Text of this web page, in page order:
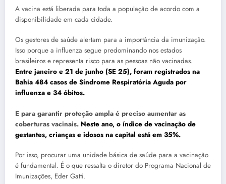
A vacina está liberada para toda a população de acordo com a
disponibilidade em cada cidade.
Os gestores de saúde alertam para a importância da imunização.
Isso porque a influenza segue predominando nos estados
brasileiros e representa risco para as pessoas não vacinadas.
Entre janeiro e 21 de junho (SE 25), foram registrados na
Bahia 484 casos de Síndrome Respiratória Aguda por
influenza e 34 óbitos.
E para garantir proteção ampla é preciso aumentar as
coberturas vacinais. Neste ano, o índice de vacinação de
gestantes, crianças e idosos na capital está em 35%.
Por isso, procurar uma unidade básica de saúde para a vacinação
é fundamental. É o que ressalta o diretor do Programa Nacional de
Imunizações, Eder Gatti.